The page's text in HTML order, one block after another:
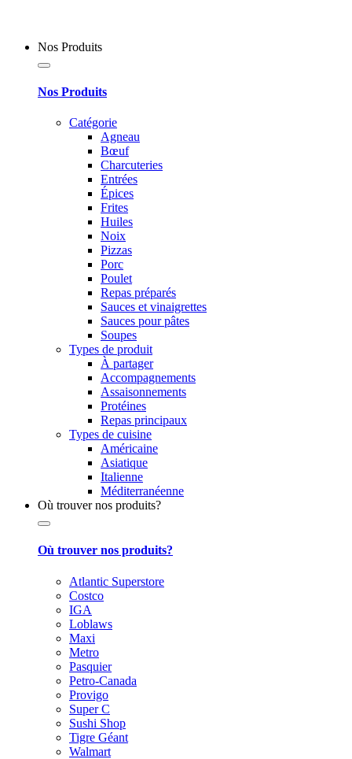
Nos Produits
Nos Produits
Catégorie
Agneau
Bœuf
Charcuteries
Entrées
Épices
Frites
Huiles
Noix
Pizzas
Porc
Poulet
Repas préparés
Sauces et vinaigrettes
Sauces pour pâtes
Soupes
Types de produit
À partager
Accompagnements
Assaisonnements
Protéines
Repas principaux
Types de cuisine
Américaine
Asiatique
Italienne
Méditerranéenne
Où trouver nos produits?
Où trouver nos produits?
Atlantic Superstore
Costco
IGA
Loblaws
Maxi
Metro
Pasquier
Petro-Canada
Provigo
Super C
Sushi Shop
Tigre Géant
Walmart